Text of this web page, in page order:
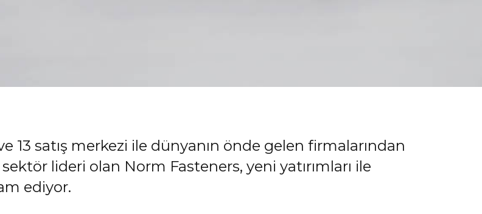
13 satış merkezi ile dünyanın önde gelen firmalarından
lideri olan Norm Fasteners, yeni yatırımları ile
ediyor.